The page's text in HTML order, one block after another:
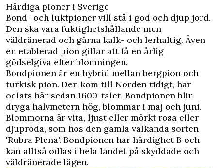
Härdiga pioner i Sverige
Bond- och luktpioner vill stå i god och djup jord.
Den ska vara fuktighetshållande men
väldränerad och gärna kalk- och lerhaltig. Även
en etablerad pion gillar att få en årlig
gödselgiva efter blomningen.
Bondpionen är en hybrid mellan bergpion och
turkisk pion. Den kom till Norden tidigt, har
odlats här sedan 1600-talet. Bondpionen blir
dryga halvmetern hög, blommar i maj och juni.
Blommorna är vita, ljust eller mörkt rosa eller
djupröda, som hos den gamla välkända sorten
'Rubra Plena'. Bondpionen har härdighet B och
kan alltså odlas i hela landet på skyddade och
väldränerade lägen.